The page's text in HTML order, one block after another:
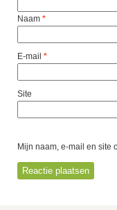
Naam *
E-mail *
Site
Mijn naam, e-mail en site